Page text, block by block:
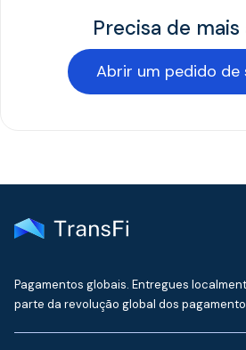
Precisa de mais
Abrir um pedido
Pagamentos globais. Entregues
parte da revolução global dos